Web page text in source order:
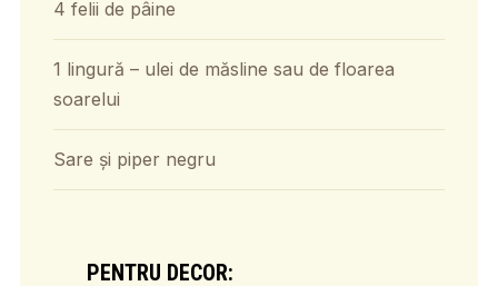
4 felii de pâine
1 lingură – ulei de măsline sau de floarea
soarelui
Sare și piper negru
PENTRU DECOR: